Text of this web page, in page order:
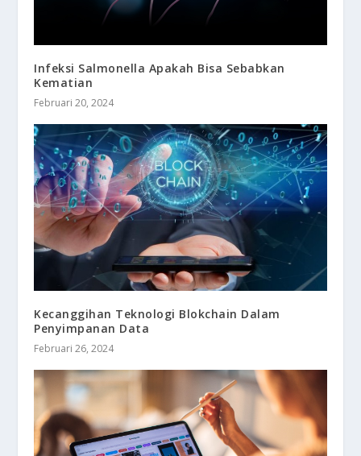
Infeksi Salmonella Apakah Bisa Sebabkan
Kematian
Februari 20, 2024
Kecanggihan Teknologi Blokchain Dalam
Penyimpanan Data
Februari 26, 2024